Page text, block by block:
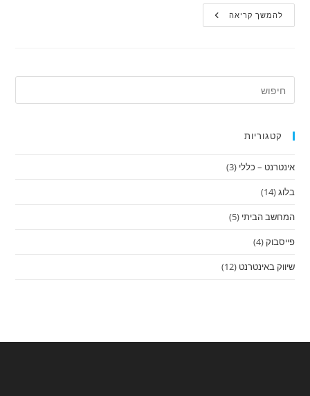
להמשך קריאהמה
זה
קטגוריות
אינטרנט – כללי (3)
בלוג(14)
המחשב הביתי (5)
פייסבוק(4)
שיווק באינטרנט (12)